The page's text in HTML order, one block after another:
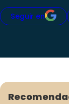
Seguir en